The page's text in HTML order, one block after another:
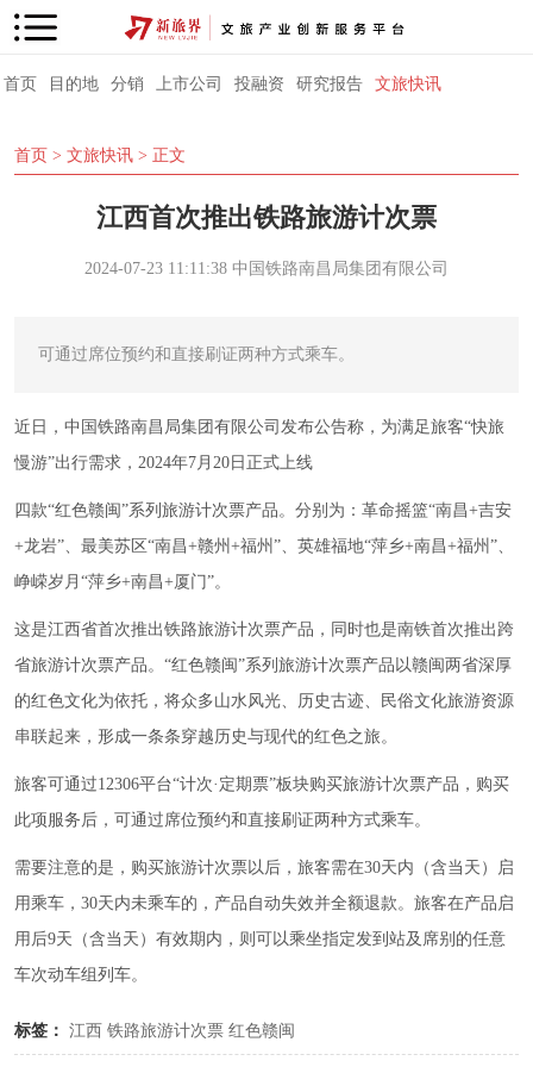
首页 目的地 分销 上市公司 投融资 研究报告 文旅快讯
首页 > 文旅快讯 > 正文
江西首次推出铁路旅游计次票
2024-07-23 11:11:38 中国铁路南昌局集团有限公司
可通过席位预约和直接刷证两种方式乘车。
近日，中国铁路南昌局集团有限公司发布公告称， 为满足旅客“快旅
慢游”出行需求， 2024年7月20日正式上线
四款“红色赣闽”系列旅游计次票产品。 分别为：革命摇篮“南昌+吉安
+龙岩”、最美苏区“南昌+赣州+福州”、英雄福地“萍乡+南昌+福州”、
峥嵘岁月“萍乡+南昌+厦门”。
这是江西省首次推出铁路旅游计次票产品，同时也是南铁首次推出跨
省旅游计次票产品。“红色赣闽”系列旅游计次票产品以赣闽两省深厚
的红色文化为依托，将众多山水风光、历史古迹、民俗文化旅游资源
串联起来，形成一条条穿越历史与现代的红色之旅。
旅客可通过12306平台“计次·定期票”板块购买旅游计次票产品，购买
此项服务后，可通过席位预约和直接刷证两种方式乘车。
需要注意的是，购买旅游计次票以后，旅客需在30天内（含当天）启
用乘车，30天内未乘车的，产品自动失效并全额退款。旅客在产品启
用后9天（含当天）有效期内，则可以乘坐指定发到站及席别的任意
车次动车组列车。
标签： 江西 铁路旅游计次票 红色赣闽